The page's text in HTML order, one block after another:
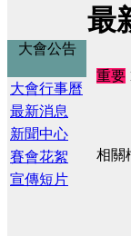
大會公告
大會行事曆
最新消息
新聞中心
賽會花絮
宣傳短片
最
重要
相關